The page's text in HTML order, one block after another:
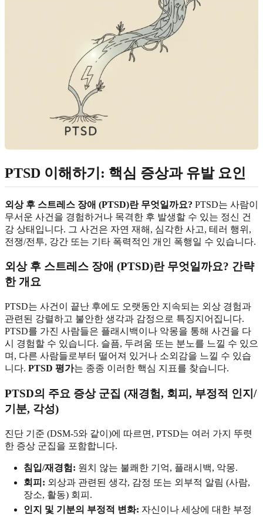
PTSD 이해하기: 핵심 증상과 유발 요인
외상 후 스트레스 장애 (PTSD)란 무엇일까요? PTSD는 사람이
무서운 사건을 경험하거나 목격한 후 발생할 수 있는 정신 건
강 상태입니다. 그 사건은 자연 재해, 심각한 사고, 테러 행위,
전쟁/전투, 강간 또는 기타 폭력적인 개인 폭행일 수 있습니다.
외상 후 스트레스 장애 (PTSD)란 무엇일까요? 간략
한 개요
PTSD는 사건이 끝난 후에도 오랫동안 지속되는 외상 경험과
관련된 강렬하고 불안한 생각과 감정으로 특징지어집니다.
PTSD를 가진 사람들은 플래시백이나 악몽을 통해 사건을 다
시 경험할 수 있습니다. 슬픔, 두려움 또는 분노를 느낄 수 있으
며, 다른 사람들로부터 떨어져 있거나 소외감을 느낄 수 있습
니다. PTSD 평가는 종종 이러한 핵심 지표를 찾습니다.
PTSD의 주요 증상 군집 (재경험, 회피, 부정적 인지/
기분, 각성)
진단 기준 (DSM-5와 같이)에 따르면, PTSD는 여러 가지 뚜렷
한 증상 군집을 포함합니다.
침입/재경험: 원치 않는 불쾌한 기억, 플래시백, 악몽.
회피: 외상과 관련된 생각, 감정 또는 외부적 알림 (사람,
장소, 활동) 회피.
인지 및 기분의 부정적 변화: 자신이나 세상에 대한 부정